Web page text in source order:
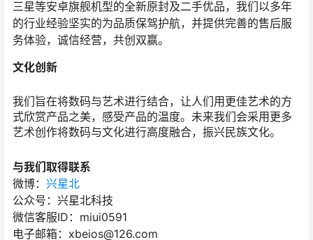
三星等安卓旗舰机型的全新原封及二手优品，我们以多年
的行业经验坚实的为品质保驾护航，并提供完善的售后服
务体验，诚信经营，共创双赢。
文化创新
我们旨在将数码与艺术进行结合，让人们用更佳艺术的方
式欣赏产品之美，感受产品的温度。未来我们会采用更多
艺术创作将数码与文化进行高度融合，振兴民族文化。
与我们取得联系
微博： 兴星北
公众号：兴星北科技
微信客服ID：miui0591
电子邮箱：xbeios@126.com